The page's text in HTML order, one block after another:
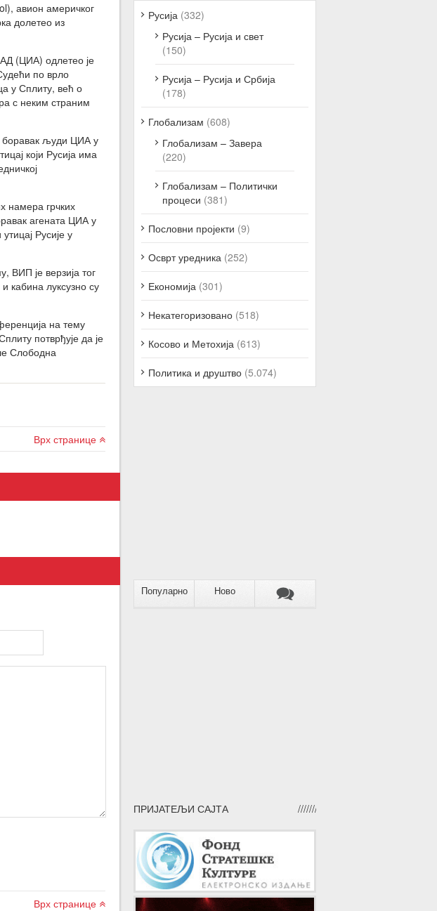
авион америчког
долетео из
(ЦИА) одлетео је
по врло
у Сплиту, већ о
с неким страним
боравак људи ЦИА у
који Русија има
намера грчких
агената ЦИА у
Русије у
ВИП је верзија тог
кабина луксузно су
на тему
потврђује да је
Слободна
Врх странице
Врх странице
Русија (332)
Русија – Русија и свет
(150)
Русија – Русија и Србија
(178)
Глобализам (608)
Глобализам – Завера
(220)
Глобализам – Политички
процеси (381)
Пословни пројекти (9)
Осврт уредника (252)
Економија (301)
Некатегоризовано (518)
Косово и Метохија (613)
Политика и друштво (5.074)
Популарно Ново
ПРИЈАТЕЉИ САЈТА